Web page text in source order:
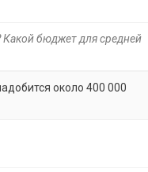
Какой бюджет для средней
около 400 000